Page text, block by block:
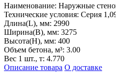
Наименование: Наружные
Технические условия: Серия
Длина(L), мм: 2990
Ширина(B), мм: 3275
Высота(H), мм: 400
Объем бетона, м³: 3.00
Вес 1 шт., т: 4.770
Описание товара О доставке